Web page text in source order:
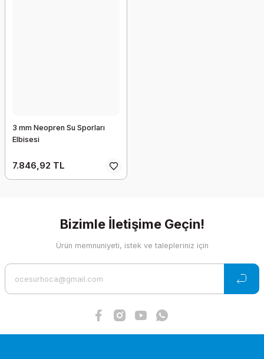
3 mm Neopren Su Sporları
Elbisesi
7.846,92 TL
Bizimle İletişime Geçin!
Ürün memnuniyeti, istek ve talepleriniz için